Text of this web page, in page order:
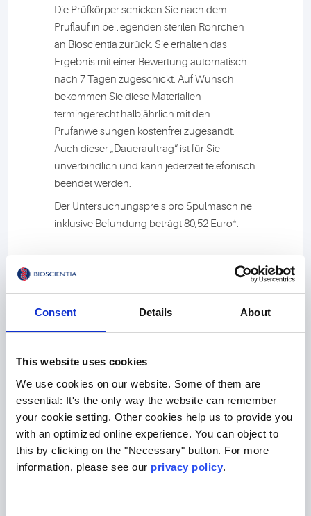
Consent Details About
This website uses cookies
We use cookies on our website. Some of them are
essential: It's the only way the website can remember
your cookie setting. Other cookies help us to provide you
with an optimized online experience. You can object to
this by clicking on the "Necessary" button. For more
information, please see our privacy policy.
Die Prüfkörper schicken Sie nach dem
Prüflauf in beiliegenden sterilen Röhrchen
an Bioscientia zurück. Sie erhalten das
Ergebnis mit einer Bewertung automatisch
nach 7 Tagen zugeschickt. Auf Wunsch
bekommen Sie diese Materialien
termingerecht halbjährlich mit den
Prüfanweisungen kostenfrei zugesandt.
Auch dieser „Dauerauftrag“ ist für Sie
unverbindlich und kann jederzeit telefonisch
beendet werden.
Der Untersuchungspreis pro Spülmaschine
inklusive Befundung beträgt 80,52 Euro*.
Überprüfung von
Sterilisatoren mit
Sporenstreifen
Für Ihren Praxis-Sterilisator
(Dampf-/Heißluft) benötigen Sie alle 6
Monate mindestens 5 Sporenstreifen
stearothermophilus/Bacillus atrophaeus) +